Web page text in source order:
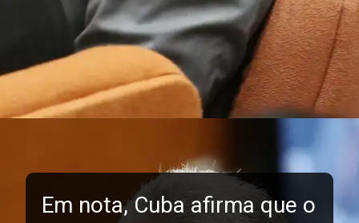
Em nota, Cuba afirma que o